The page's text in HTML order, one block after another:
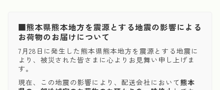
■熊本県熊本地方を震源とする地震の影響による
お荷物のお届けについて
7月28日に発生した熊本県熊本地方を震源とする地震に
より、被災された皆さまに心よりお見舞い申し上げま
す。
現在、この地震の影響により、配送会社において熊本